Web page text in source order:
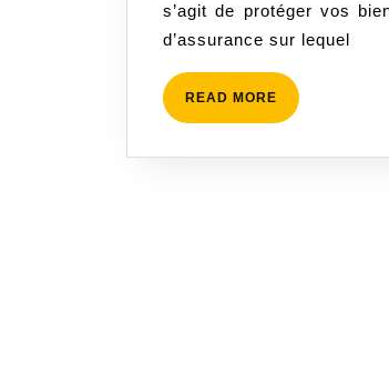
s’agit de protéger vos
d’assurance sur lequel
READ MORE READ
MORE